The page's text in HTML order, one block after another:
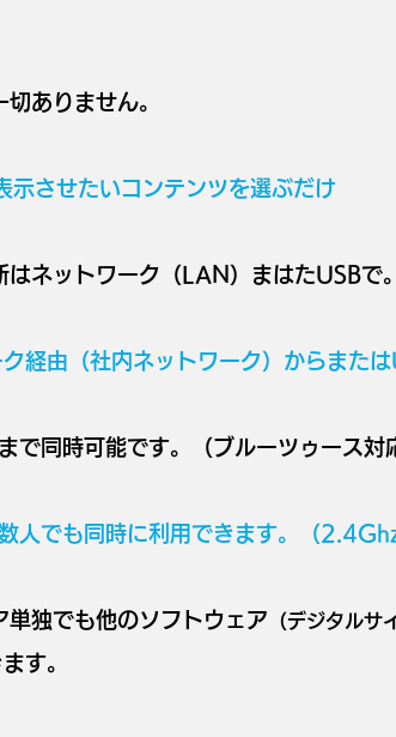
切ありません。
示させたいコンテンツを選ぶだけ
更新はネットワーク（
経由（社内ネットワーク）からまたは
で同時可能です。（ブルーツゥース対
人でも同時に利用できます。（
単独でも他のソフトウェア （デジタルサ
す。